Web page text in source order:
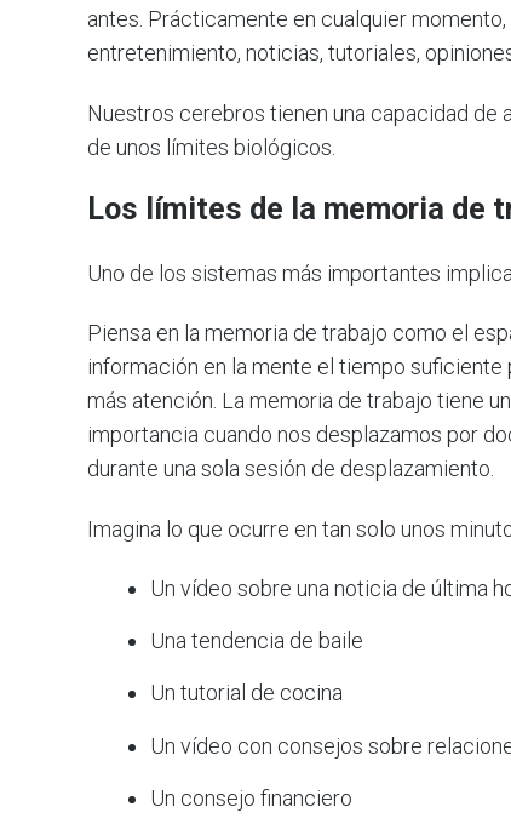
antes. Prácticamente en cualquier
entretenimiento, noticias, tutoriales,
Nuestros cerebros tienen una capacidad de
de unos límites biológicos.
Los límites de la memoria de
Uno de los sistemas más importantes
Piensa en la memoria de trabajo como el
información en la mente el tiempo
más atención. La memoria de trabajo tiene
importancia cuando nos desplazamos por
durante una sola sesión de desplazamiento.
Imagina lo que ocurre en tan solo unos
Un vídeo sobre una noticia de última
Una tendencia de baile
Un tutorial de cocina
Un vídeo con consejos sobre
Un consejo financiero